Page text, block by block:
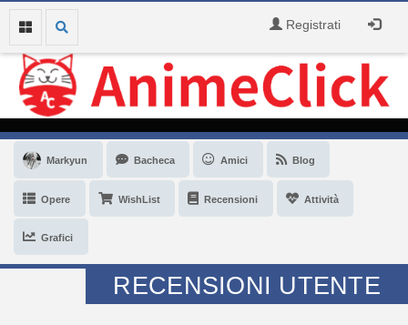
Registrati
Markyun Bacheca Amici Blog
Opere WishList Recensioni Attività
Grafici
RECENSIONI UTENTE